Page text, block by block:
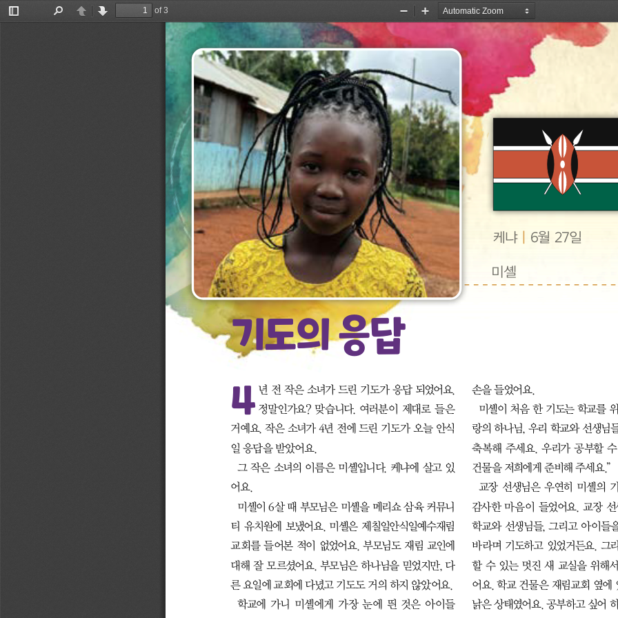
Toggle
PreviousNext
of 3
Zoom
Zoom
기도의 응답
4 년 전 작은 소녀가 드린 기도가 응답 되었어요.
정말인가요? 맞습니다. 여러분이 제대로 들은
거예요. 작은 소녀가 4년 전에 드린 기도가 오늘 안식
일 응답을 받았어요.
그 작은 소녀의 이름은 미셸입니다. 케냐에 살고 있
어요.
미셸이 6살 때 부모님은 미셸을 메리쇼 삼육 커뮤니
티 유치원에 보냈어요. 미셸은 제칠일안식일예수재림
교회를 들어본 적이 없었어요. 부모님도 재림 교인에
대해 잘 모르셨어요. 부모님은 하나님을 믿었지만, 다
른 요일에 교회에 다녔고 기도도 거의 하지 않았어요.
학교에 가니 미셸에게 가장 눈에 띈 것은 아이들
손을 들었어요.
미셸이 처음 한 기도는 학교를
랑의 하나님, 우리 학교와 선생님
축복해 주세요. 우리가 공부할
건물을 저희에게 준비해 주세요.”
교장 선생님은 우연히 미셸의
감사한 마음이 들었어요. 교장 선
학교와 선생님들, 그리고 아이들
바라며 기도하고 있었거든요. 그
할 수 있는 멋진 새 교실을 위해
어요. 학교 건물은 재림교회 옆에
낡은 상태였어요. 공부하고 싶어
미셸
케냐 6월 27일